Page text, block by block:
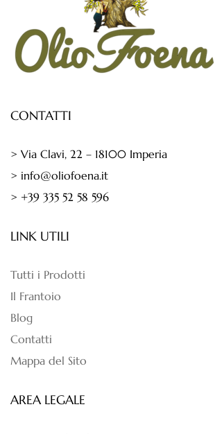
CONTATTI
> Via Clavi, 22 – 18100 Imperia
> info@oliofoena.it
> +39 335 52 58 596
LINK UTILI
Tutti i Prodotti
Il Frantoio
Blog
Contatti
Mappa del Sito
AREA LEGALE